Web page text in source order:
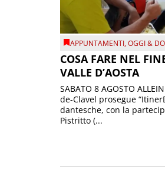
APPUNTAMENTI,OGGI &
COSA FARE NEL
VALLE D’AOSTA
SABATO 8 AGOSTO
de-Clavel prosegue
dantesche, con la
Pistritto (...